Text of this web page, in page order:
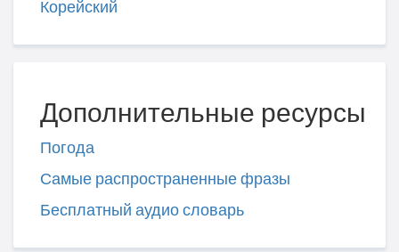
Корейский
Дополнительные ресурсы
Погода
Самые распространенные фразы
Бесплатный аудио словарь